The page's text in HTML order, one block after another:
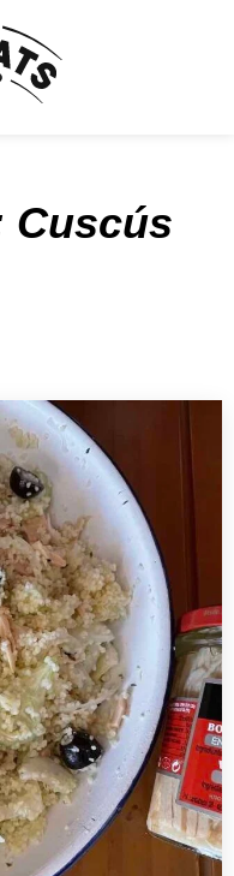
Cuscús